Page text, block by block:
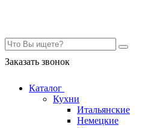
Заказать звонок
Каталог
Кухни
Итальянские
Немецкие